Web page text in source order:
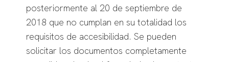
posteriormente al 20 de septiembre de
2018 que no cumplan en su totalidad los
requisitos de accesibilidad. Se pueden
solicitar los documentos completamente